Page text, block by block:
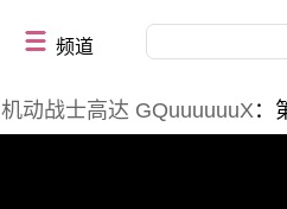
频道
机动战士高达 GQuuuuuuX：